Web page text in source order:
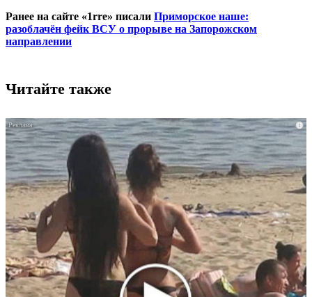
Ранее на сайте «1rre» писали Приморское наше:
разоблачён фейк ВСУ о прорыве на Запорожском
направлении
Читайте также
i